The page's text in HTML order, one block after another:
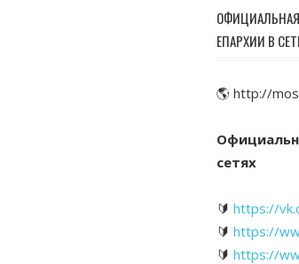
ЕПАРХИИ В
🌎 http://
сетях
🔰 https://
🔰 https://
🔰 https://